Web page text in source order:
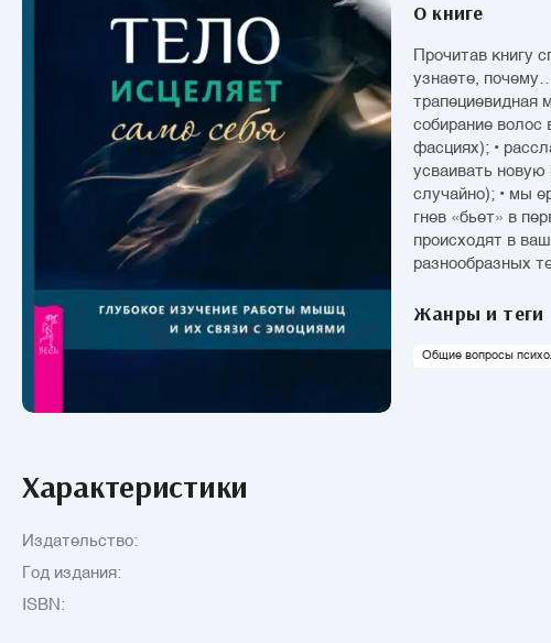
О книге
Прочитав книгу
узнаете,
трапециевидная
собирание волос
фасциях); •
усваивать
случайно); • мы
гнев «бьет» в
происходят в
разнообразных
Жанры и теги
Общие вопросы
Характеристики
Издательство:
Год издания:
ISBN: